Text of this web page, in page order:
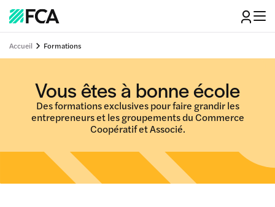
Accueil Formations
Vous êtes à bonne école
Des formations exclusives pour faire grandir les
entrepreneurs et les groupements du Commerce
Coopératif et Associé.